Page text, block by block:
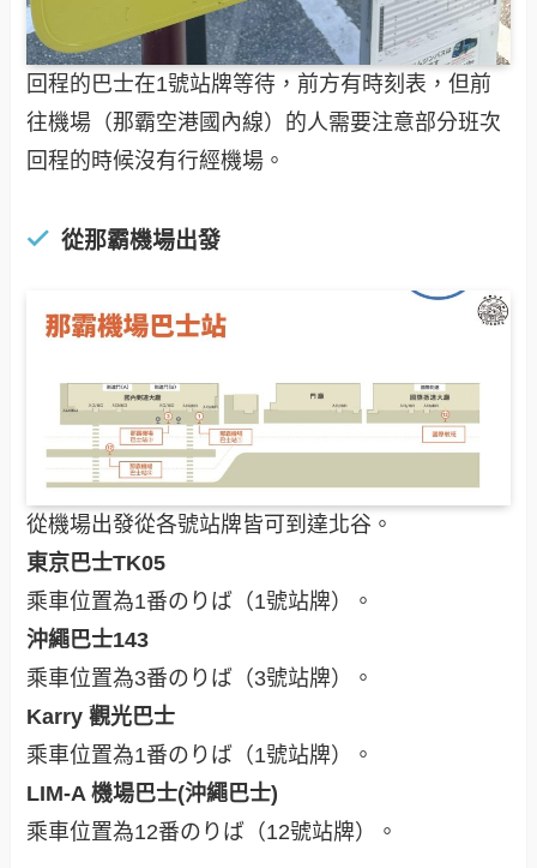
回程的巴士在1號站牌等待，前方有時刻表，但前
往機場（那霸空港國內線）的人需要注意部分班次
回程的時候沒有行經機場。
從那霸機場出發
從機場出發從各號站牌皆可到達北谷。
東京巴士TK05
乘車位置為1番のりば（1號站牌）。
沖繩巴士143
乘車位置為3番のりば（3號站牌）。
Karry 觀光巴士
乘車位置為1番のりば（1號站牌）。
LIM-A 機場巴士(沖繩巴士)
乘車位置為12番のりば（12號站牌）。